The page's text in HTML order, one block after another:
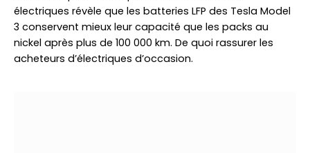
électriques révèle que les batteries LFP des Tesla Model
3 conservent mieux leur capacité que les packs au
nickel après plus de 100 000 km. De quoi rassurer les
acheteurs d’électriques d’occasion.